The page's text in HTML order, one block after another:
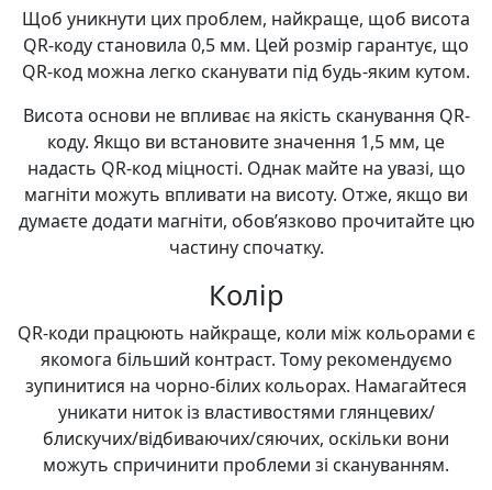
Щоб уникнути цих проблем, найкраще, щоб висота
QR-коду становила 0,5 мм. Цей розмір гарантує, що
QR-код можна легко сканувати під будь-яким кутом.
Висота основи не впливає на якість сканування QR-
коду. Якщо ви встановите значення 1,5 мм, це
надасть QR-код міцності. Однак майте на увазі, що
магніти можуть впливати на висоту. Отже, якщо ви
думаєте додати магніти, обов’язково прочитайте цю
частину спочатку.
Колір
QR-коди працюють найкраще, коли між кольорами є
якомога більший контраст. Тому рекомендуємо
зупинитися на чорно-білих кольорах. Намагайтеся
уникати ниток із властивостями глянцевих/
блискучих/відбиваючих/сяючих, оскільки вони
можуть спричинити проблеми зі скануванням.